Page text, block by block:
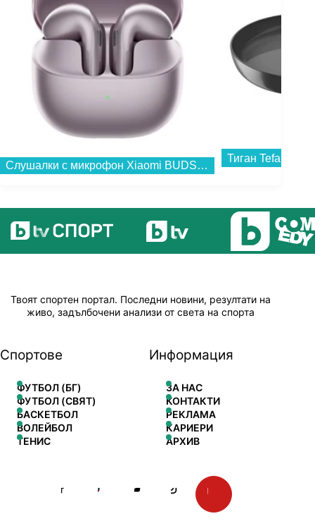
Слушалки с микрофон Xiaomi BUDS 6 NEBULA PURPLE BHR09GTGL , Bluetooth , IN-EAR (ТАПИ)...
Тиган Tefal
Твоят спортен портал. Последни новини, резултати на
живо, задълбочени анализи от света на спорта
Спортове
ФУТБОЛ (БГ)
ФУТБОЛ (СВЯТ)
БАСКЕТБОЛ
ВОЛЕЙБОЛ
ТЕНИС
Информация
ЗА НАС
КОНТАКТИ
РЕКЛАМА
КАРИЕРИ
АРХИВ